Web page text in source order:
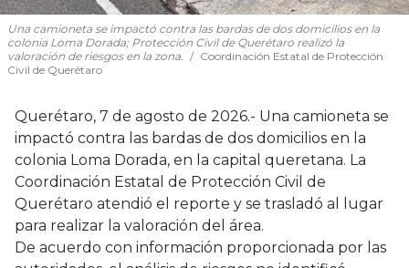
Una camioneta se impactó contra las bardas de dos domicilios en la
colonia Loma Dorada; Protección Civil de Querétaro realizó la
valoración de riesgos en la zona.
Coordinación Estatal de Protección
Civil de Querétaro
Querétaro, 7 de agosto de 2026.- Una camioneta se
impactó contra las bardas de dos domicilios en la
colonia Loma Dorada, en la capital queretana. La
Coordinación Estatal de Protección Civil de
Querétaro atendió el reporte y se trasladó al lugar
para realizar la valoración del área.
De acuerdo con información proporcionada por las